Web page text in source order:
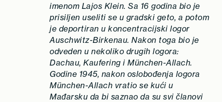
imenom Lajos Klein. Sa 16 godina bio je
prisiljen useliti se u gradski geto, a potom
je deportiran u koncentracijski logor
Auschwitz-Birkenau. Nakon toga bio je
odveden u nekoliko drugih logora:
Dachau, Kaufering i München-Allach.
Godine 1945, nakon oslobođenja logora
München-Allach vratio se kući u
Mađarsku da bi saznao da su svi članovi